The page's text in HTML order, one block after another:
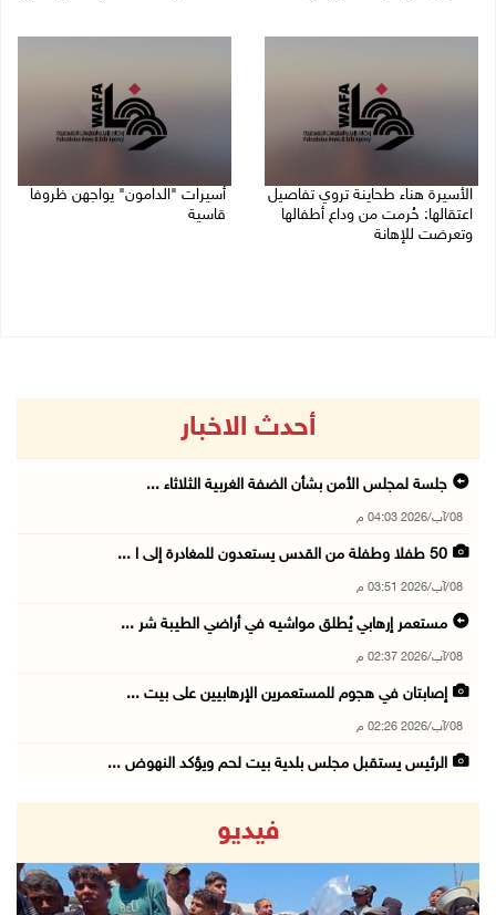
الأسيرة هناء طحاينة تروي تفاصيل
اعتقالها: حُرمت من وداع أطفالها
وتعرضت للإهانة
أسيرات "الدامون" يواجهن ظروفا
قاسية
أحدث الاخبار
جلسة لمجلس الأمن بشأن الضفة الغربية الثلاثاء ...
08/آب/2026 04:03 م
50 طفلا وطفلة من القدس يستعدون للمغادرة إلى ا ...
08/آب/2026 03:51 م
مستعمر إرهابي يُطلق مواشيه في أراضي الطيبة شر ...
08/آب/2026 02:37 م
إصابتان في هجوم للمستعمرين الإرهابيين على بيت ...
08/آب/2026 02:26 م
الرئيس يستقبل مجلس بلدية بيت لحم ويؤكد النهوض ...
عبوات المعلبات الفارغة لزراعة الأشتال في غزة
08/آب/2026 12:53 م
الفيضانات في ولاية آسام الهندية تودي بـ98 شخص ...
فيديو